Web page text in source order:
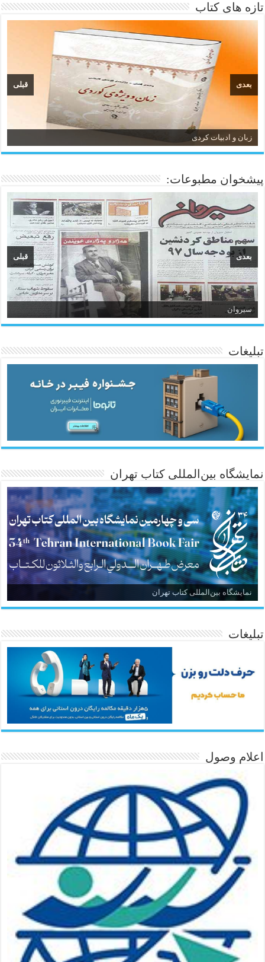
تازه های کتاب
زبان و ادبیات کردی
قبلی بعدی
پیشخوان مطبوعات:
سیروان
ئاژانسی هەواڵی مێهر
قبلی بعدی
تبلیغات
نمایشگاه بین‌المللی کتاب تهران
نمایشگاه بین‌المللی کتاب تهران
تبلیغات
اعلام وصول